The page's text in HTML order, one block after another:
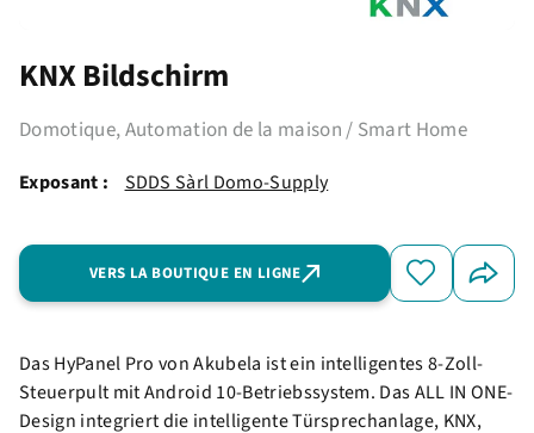
KNX Bildschirm
Domotique, Automation de la maison / Smart Home
Exposant : SDDS Sàrl Domo-Supply
VERS LA BOUTIQUE EN LIGNE
Das HyPanel Pro von Akubela ist ein intelligentes 8-Zoll-
Steuerpult mit Android 10-Betriebssystem. Das ALL IN ONE-
Design integriert die intelligente Türsprechanlage, KNX,